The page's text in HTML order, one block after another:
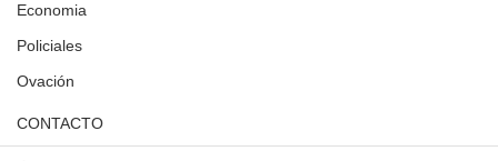
Economia
Policiales
Ovación
CONTACTO